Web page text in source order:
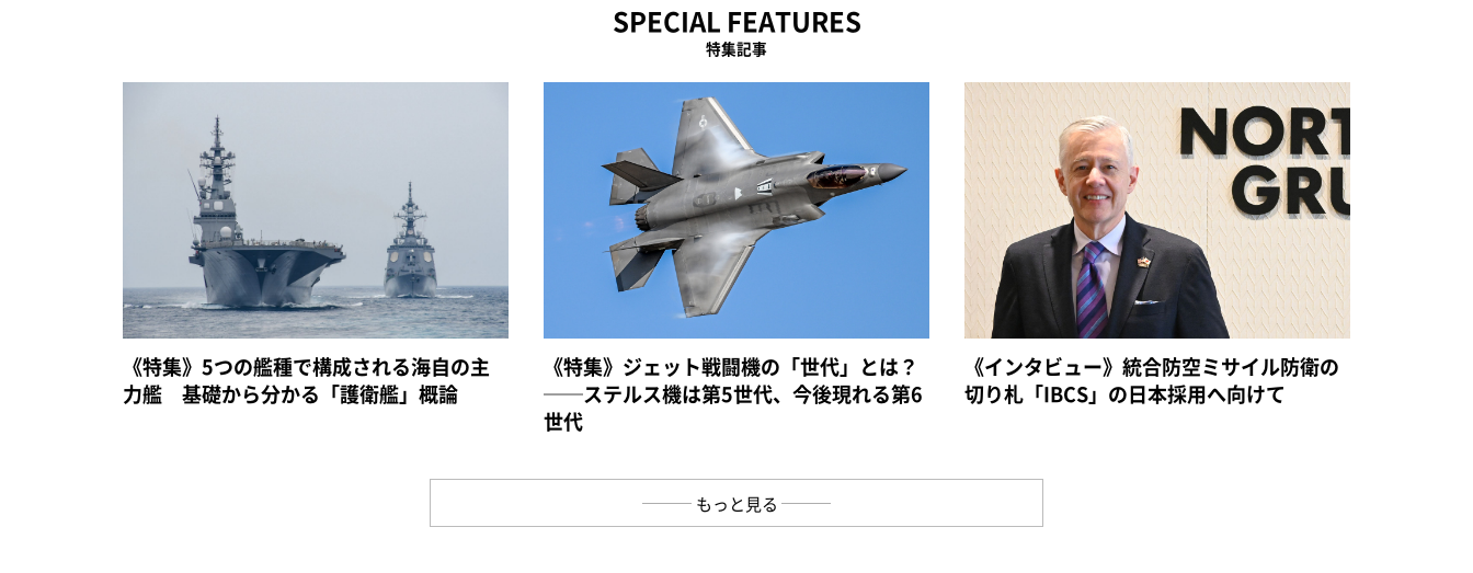
SPECIAL FEATURES
特集記事
《特集》5つの艦種で構成される海自の主
力艦 基礎から分かる「護衛艦」概論
《特集》ジェット戦闘機の「世代」とは？
──ステルス機は第5世代、今後現れる第6
世代
《インタビュー》統合防空ミサイル防衛の
切り札「IBCS」の日本採用へ向けて
もっと見る